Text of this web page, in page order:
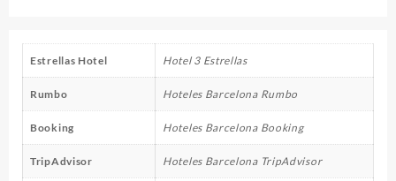
Estrellas Hotel Hotel 3 Estrellas
Rumbo Hoteles Barcelona Rumbo
Booking Hoteles Barcelona Booking
TripAdvisor Hoteles Barcelona TripAdvisor